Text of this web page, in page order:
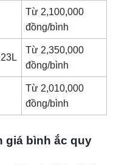
Từ 2,100,000
đồng/bình
Từ 2,350,000
đồng/bình
Từ 2,010,000
đồng/bình
giá bình ắc quy